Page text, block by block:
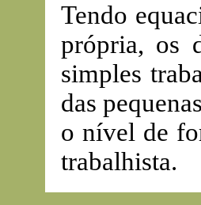
Tendo
própria, os
simples
das
o nível de
trabalhista.